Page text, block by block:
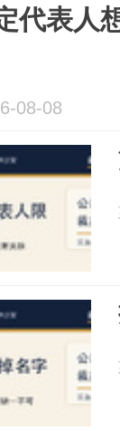
代表人
08-08